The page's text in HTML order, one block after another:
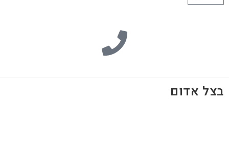
בצל אדום